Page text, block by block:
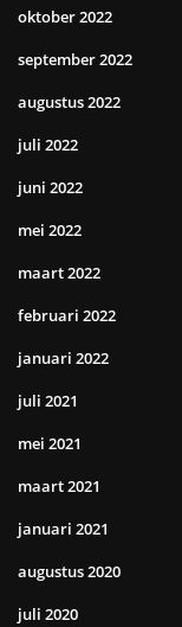
oktober 2022
september 2022
augustus 2022
juli 2022
juni 2022
mei 2022
maart 2022
februari 2022
januari 2022
juli 2021
mei 2021
maart 2021
januari 2021
augustus 2020
juli 2020